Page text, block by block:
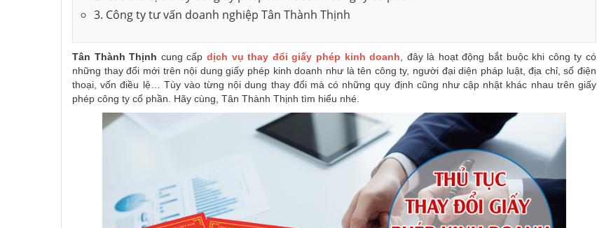
3. Công ty tư vấn doanh nghiệp Tân Thành Thịnh
Tân Thành Thịnh cung cấp dịch vụ thay đổi giấy phép kinh doanh , đây là hoạt động bắt buộc khi công ty có
những thay đổi mới trên nội dung giấy phép kinh doanh như là tên công ty, người đại diện pháp luật, địa chỉ, số điện
thoại, vốn điều lệ… Tùy vào từng nội dung thay đổi mà có những quy định cũng như cập nhật khác nhau trên giấy
phép công ty cổ phần. Hãy cùng, Tân Thành Thịnh tìm hiểu nhé.